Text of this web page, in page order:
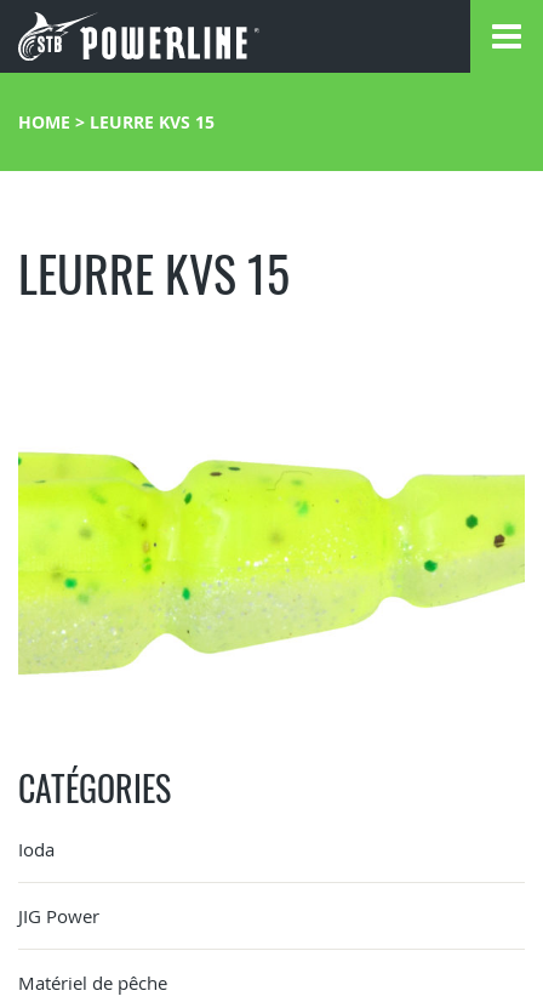
HOME > LEURRE KVS 15
LEURRE KVS 15
CATÉGORIES
Ioda
JIG Power
Matériel de pêche